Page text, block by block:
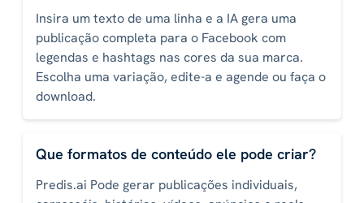
Insira um texto de uma linha e a IA gera uma
publicação completa para o Facebook com
legendas e hashtags nas cores da sua marca.
Escolha uma variação, edite-a e agende ou faça o
download.
Que formatos de conteúdo ele pode criar?
Predis.ai Pode gerar publicações individuais,